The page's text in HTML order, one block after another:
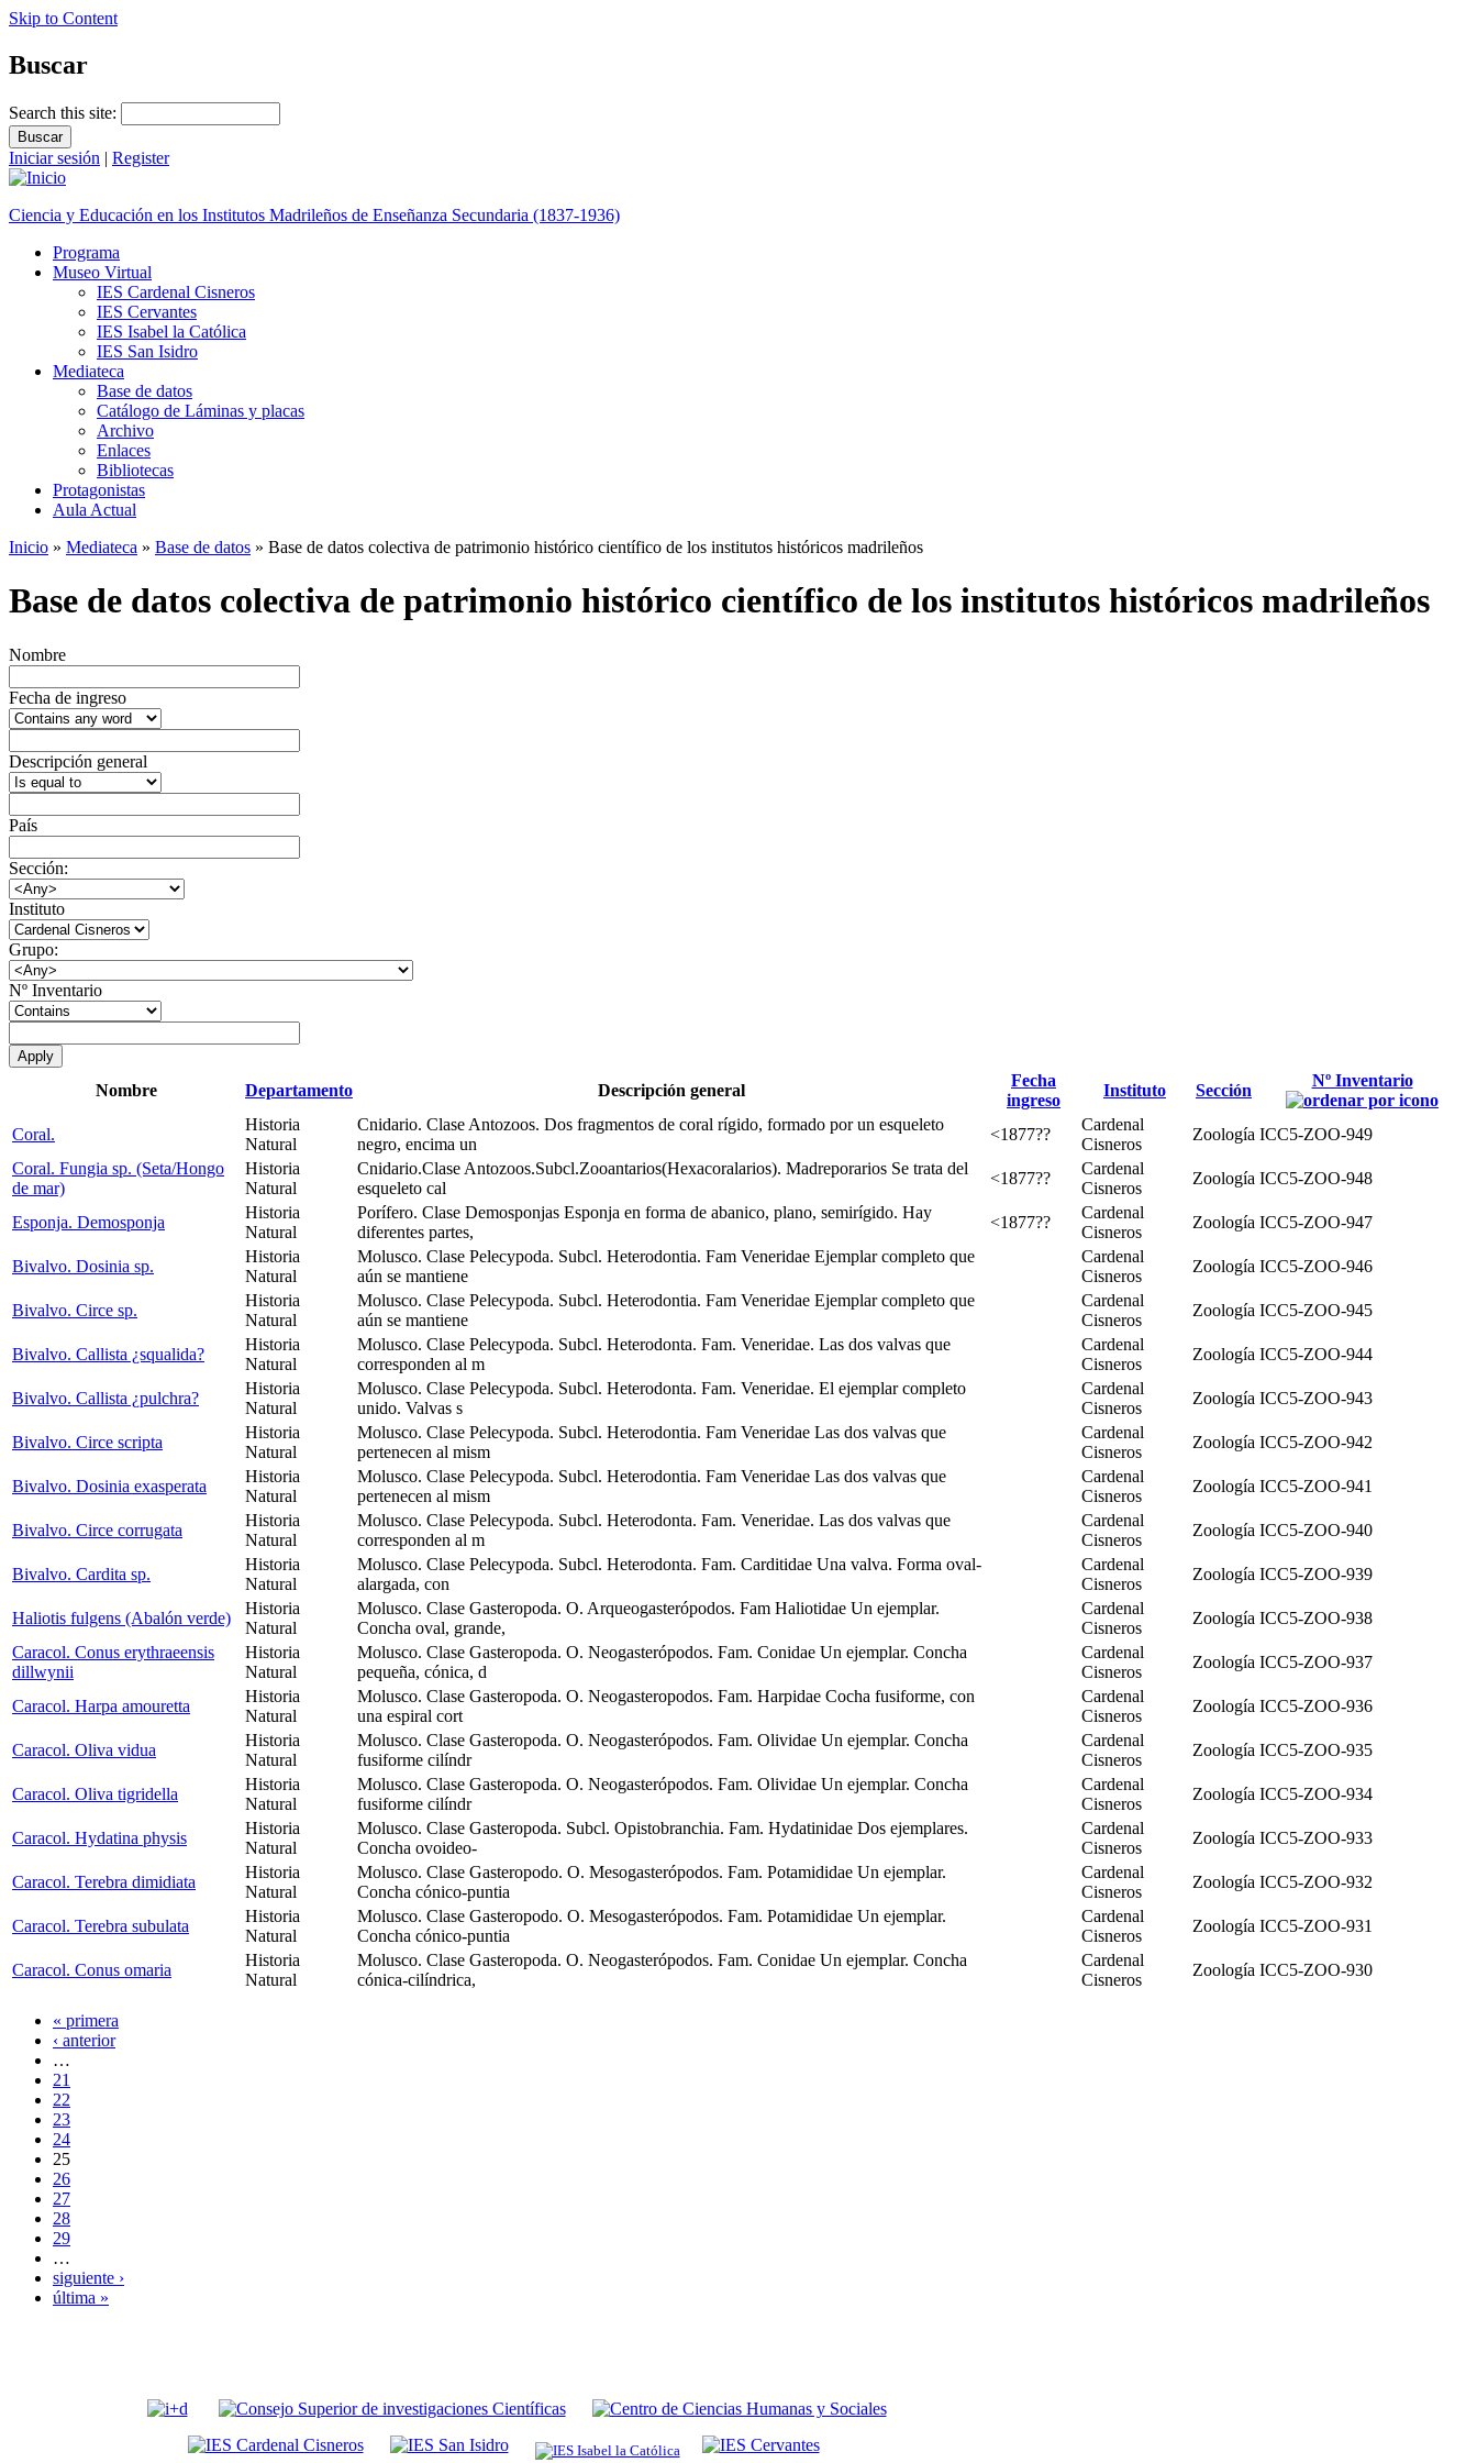
Skip to Content
Buscar
Search this site:
Iniciar sesión | Register
Ciencia y Educación en los Institutos Madrileños de Enseñanza Secundaria (1837-1936)
Programa
Museo Virtual
IES Cardenal Cisneros
IES Cervantes
IES Isabel la Católica
IES San Isidro
Mediateca
Base de datos
Catálogo de Láminas y placas
Archivo
Enlaces
Bibliotecas
Protagonistas
Aula Actual
Inicio » Mediateca » Base de datos » Base de datos colectiva de patrimonio histórico científico de los institutos históricos madrileños
Base de datos colectiva de patrimonio histórico científico de los institutos históricos madrileños
Nombre
Fecha de ingreso
Descripción general
País
Sección:
Instituto
Grupo:
Nº Inventario
Nombre Departamento Descripción general
Fecha
ingreso
Instituto Sección
Nº Inventario
Coral.
Historia
Natural
Cnidario. Clase Antozoos. Dos fragmentos de coral rígido, formado por un esqueleto
negro, encima un
<1877??
Cardenal
Cisneros
Zoología ICC5-ZOO-949
Coral. Fungia sp. (Seta/Hongo
de mar)
Historia
Natural
Cnidario.Clase Antozoos.Subcl.Zooantarios(Hexacoralarios). Madreporarios Se trata del
esqueleto cal
<1877??
Cardenal
Cisneros
Zoología ICC5-ZOO-948
Esponja. Demosponja
Historia
Natural
Porífero. Clase Demosponjas Esponja en forma de abanico, plano, semirígido. Hay
diferentes partes,
<1877??
Cardenal
Cisneros
Zoología ICC5-ZOO-947
Bivalvo. Dosinia sp.
Historia
Natural
Molusco. Clase Pelecypoda. Subcl. Heterodontia. Fam Veneridae Ejemplar completo que
aún se mantiene
Cardenal
Cisneros
Zoología ICC5-ZOO-946
Bivalvo. Circe sp.
Historia
Natural
Molusco. Clase Pelecypoda. Subcl. Heterodontia. Fam Veneridae Ejemplar completo que
aún se mantiene
Cardenal
Cisneros
Zoología ICC5-ZOO-945
Bivalvo. Callista ¿squalida?
Historia
Natural
Molusco. Clase Pelecypoda. Subcl. Heterodonta. Fam. Veneridae. Las dos valvas que
corresponden al m
Cardenal
Cisneros
Zoología ICC5-ZOO-944
Bivalvo. Callista ¿pulchra?
Historia
Natural
Molusco. Clase Pelecypoda. Subcl. Heterodonta. Fam. Veneridae. El ejemplar completo
unido. Valvas s
Cardenal
Cisneros
Zoología ICC5-ZOO-943
Bivalvo. Circe scripta
Historia
Natural
Molusco. Clase Pelecypoda. Subcl. Heterodontia. Fam Veneridae Las dos valvas que
pertenecen al mism
Cardenal
Cisneros
Zoología ICC5-ZOO-942
Bivalvo. Dosinia exasperata
Historia
Natural
Molusco. Clase Pelecypoda. Subcl. Heterodontia. Fam Veneridae Las dos valvas que
pertenecen al mism
Cardenal
Cisneros
Zoología ICC5-ZOO-941
Bivalvo. Circe corrugata
Historia
Natural
Molusco. Clase Pelecypoda. Subcl. Heterodonta. Fam. Veneridae. Las dos valvas que
corresponden al m
Cardenal
Cisneros
Zoología ICC5-ZOO-940
Bivalvo. Cardita sp.
Historia
Natural
Molusco. Clase Pelecypoda. Subcl. Heterodonta. Fam. Carditidae Una valva. Forma oval-
alargada, con
Cardenal
Cisneros
Zoología ICC5-ZOO-939
Haliotis fulgens (Abalón verde)
Historia
Natural
Molusco. Clase Gasteropoda. O. Arqueogasterópodos. Fam Haliotidae Un ejemplar.
Concha oval, grande,
Cardenal
Cisneros
Zoología ICC5-ZOO-938
Caracol. Conus erythraeensis
dillwynii
Historia
Natural
Molusco. Clase Gasteropoda. O. Neogasterópodos. Fam. Conidae Un ejemplar. Concha
pequeña, cónica, d
Cardenal
Cisneros
Zoología ICC5-ZOO-937
Caracol. Harpa amouretta
Historia
Natural
Molusco. Clase Gasteropoda. O. Neogasteropodos. Fam. Harpidae Cocha fusiforme, con
una espiral cort
Cardenal
Cisneros
Zoología ICC5-ZOO-936
Caracol. Oliva vidua
Historia
Natural
Molusco. Clase Gasteropoda. O. Neogasterópodos. Fam. Olividae Un ejemplar. Concha
fusiforme cilíndr
Cardenal
Cisneros
Zoología ICC5-ZOO-935
Caracol. Oliva tigridella
Historia
Natural
Molusco. Clase Gasteropoda. O. Neogasterópodos. Fam. Olividae Un ejemplar. Concha
fusiforme cilíndr
Cardenal
Cisneros
Zoología ICC5-ZOO-934
Caracol. Hydatina physis
Historia
Natural
Molusco. Clase Gasteropoda. Subcl. Opistobranchia. Fam. Hydatinidae Dos ejemplares.
Concha ovoideo-
Cardenal
Cisneros
Zoología ICC5-ZOO-933
Caracol. Terebra dimidiata
Historia
Natural
Molusco. Clase Gasteropodo. O. Mesogasterópodos. Fam. Potamididae Un ejemplar.
Concha cónico-puntia
Cardenal
Cisneros
Zoología ICC5-ZOO-932
Caracol. Terebra subulata
Historia
Natural
Molusco. Clase Gasteropodo. O. Mesogasterópodos. Fam. Potamididae Un ejemplar.
Concha cónico-puntia
Cardenal
Cisneros
Zoología ICC5-ZOO-931
Caracol. Conus omaria
Historia
Natural
Molusco. Clase Gasteropoda. O. Neogasterópodos. Fam. Conidae Un ejemplar. Concha
cónica-cilíndrica,
Cardenal
Cisneros
Zoología ICC5-ZOO-930
« primera
‹ anterior
…
21
22
23
24
25
26
27
28
29
…
siguiente ›
última »